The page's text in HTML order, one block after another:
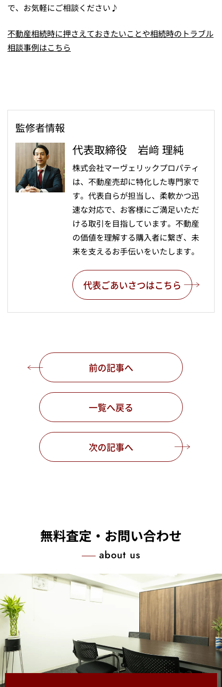
で、お気軽にご相談ください♪
不動産相続時に押さえておきたいことや相続時のトラブル
相談事例はこちら
監修者情報
代表取締役 岩﨑 理純
株式会社マーヴェリックプロパティ
は、不動産売却に特化した専門家で
す。代表自らが担当し、柔軟かつ迅
速な対応で、お客様にご満足いただ
ける取引を目指しています。不動産
の価値を理解する購入者に繋ぎ、未
来を支えるお手伝いをいたします。
代表ごあいさつはこちら
前の記事へ
一覧へ戻る
次の記事へ
無料査定・お問い合わせ
about us